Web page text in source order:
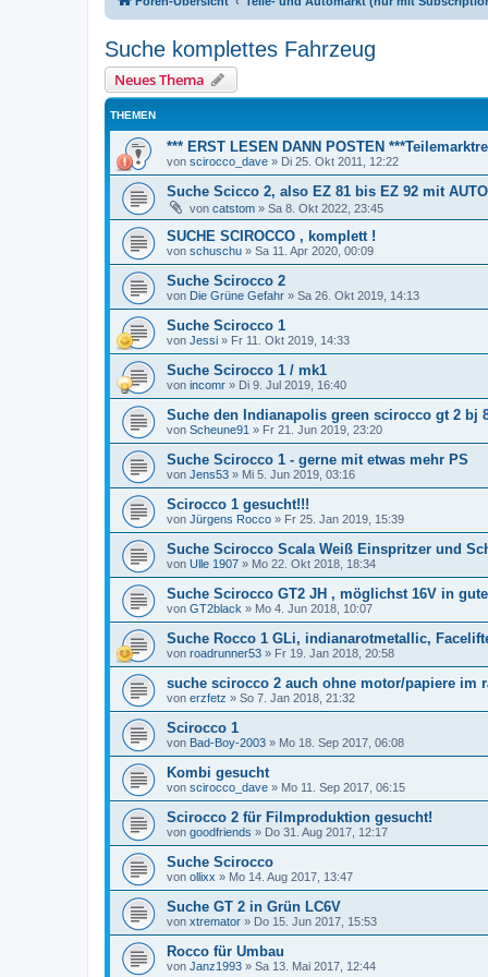
Suche komplettes Fahrzeug
Neues Thema
THEMEN
*** ERST LESEN DANN POSTEN
von scirocco_dave » Di 25. Okt 2011, 12:22
Suche Scicco 2, also EZ 81 bis EZ 92 mit
von catstom » Sa 8. Okt 2022, 23:45
SUCHE SCIROCCO , komplett !
von schuschu » Sa 11. Apr 2020, 00:09
Suche Scirocco 2
von Die Grüne Gefahr » Sa 26. Okt 2019, 14:13
Suche Scirocco 1
von Jessi » Fr 11. Okt 2019, 14:33
Suche Scirocco 1 / mk1
von incomr » Di 9. Jul 2019, 16:40
Suche den Indianapolis green scirocco gt 2 bj
von Scheune91 » Fr 21. Jun 2019, 23:20
Suche Scirocco 1 - gerne mit etwas mehr PS
von Jens53 » Mi 5. Jun 2019, 03:16
Scirocco 1 gesucht!!!
von Jürgens Rocco » Fr 25. Jan 2019, 15:39
Suche Scirocco Scala Weiß Einspritzer und
von Ulle 1907 » Mo 22. Okt 2018, 18:34
Suche Scirocco GT2 JH , möglichst 16V in
von GT2black » Mo 4. Jun 2018, 10:07
Suche Rocco 1 GLi, indianarotmetallic,
von roadrunner53 » Fr 19. Jan 2018, 20:58
suche scirocco 2 auch ohne motor/papiere im
von erzfetz » So 7. Jan 2018, 21:32
Scirocco 1
von Bad-Boy-2003 » Mo 18. Sep 2017, 06:08
Kombi gesucht
von scirocco_dave » Mo 11. Sep 2017, 06:15
Scirocco 2 für Filmproduktion gesucht!
von goodfriends » Do 31. Aug 2017, 12:17
Suche Scirocco
von ollixx » Mo 14. Aug 2017, 13:47
Suche GT 2 in Grün LC6V
von xtremator » Do 15. Jun 2017, 15:53
Rocco für Umbau
von Janz1993 » Sa 13. Mai 2017, 12:44